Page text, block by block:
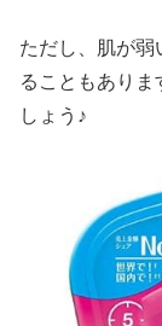
ただし、肌が弱
ることもありま
しょう♪